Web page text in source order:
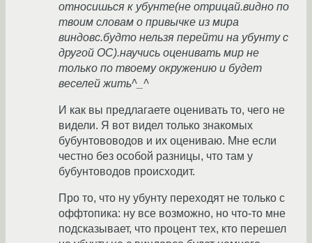
относишься к убунте(не отрицай.видно по
твоим словам о привычке из мира
виндовс.будто нельзя перейти на убунту с
другой ОС).научись оценивать мир не
только по твоему окружению и будет
веселей жить^_^
И как вы предлагаете оценивать то, чего не
видели. Я вот видел только знакомых
бубунтововодов и их оцениваю. Мне если
честно без особой разницы, что там у
бубунтоводов происходит.
Про то, что ну убунту переходят не только с
оффтопика: ну все возможно, но что-то мне
подсказывает, что процент тех, кто перешел